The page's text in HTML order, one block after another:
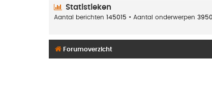
Statistieken
Aantal berichten 145015 • Aantal onderwerpen 3950
Forumoverzicht